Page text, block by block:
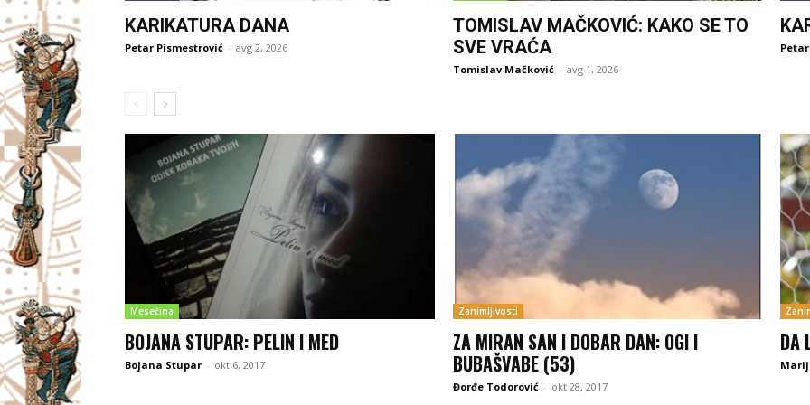
KARIKATURA DANA
Petar Pismestrović - avg 2, 2026
TOMISLAV MAČKOVIĆ: KAKO SE TO
SVE VRAĆA
Tomislav Mačković - avg 1, 2026
Mesečina
BOJANA STUPAR: PELIN I MED
Bojana Stupar - okt 6, 2017
Zanimljivosti
ZA MIRAN SAN I DOBAR DAN: OGI I
BUBAŠVABE (53)
Đorđe Todorović - okt 28, 2017
DA